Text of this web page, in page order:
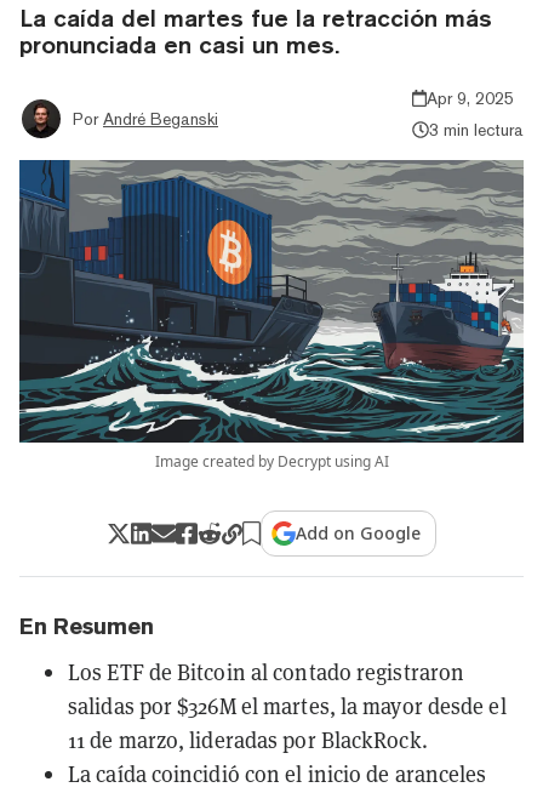
La caída del martes fue la retracción más
pronunciada en casi un mes.
Por André Beganski
Apr 9, 2025
3 min lectura
Image created by Decrypt using AI
Add on Google
En Resumen
Los ETF de Bitcoin al contado registraron
salidas por $326M el martes, la mayor desde el
11 de marzo, lideradas por BlackRock.
La caída coincidió con el inicio de aranceles